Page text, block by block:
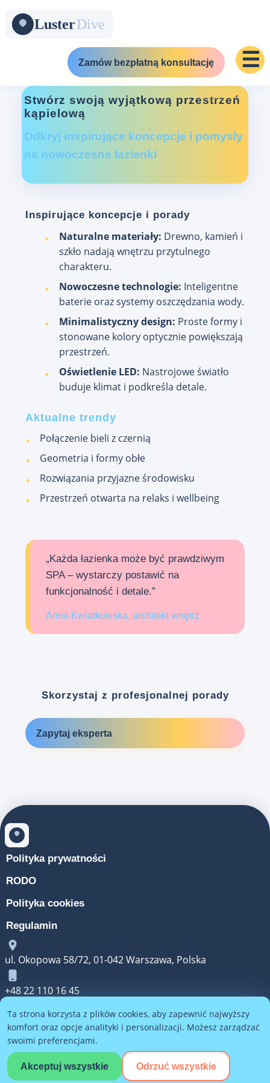
Zamów bezpłatną konsultację ☰
Stwórz swoją wyjątkową przestrzeń
kąpielową
Odkryj inspirujące koncepcje i pomysły
na nowoczesne łazienki
Inspirujące koncepcje i porady
Naturalne materiały: Drewno, kamień i
szkło nadają wnętrzu przytulnego
charakteru.
Nowoczesne technologie: Inteligentne
baterie oraz systemy oszczędzania wody.
Minimalistyczny design: Proste formy i
stonowane kolory optycznie powiększają
przestrzeń.
Oświetlenie LED: Nastrojowe światło
buduje klimat i podkreśla detale.
Aktualne trendy
Połączenie bieli z czernią
Geometria i formy obłe
Rozwiązania przyjazne środowisku
Przestrzeń otwarta na relaks i wellbeing
„Każda łazienka może być prawdziwym
SPA – wystarczy postawić na
funkcjonalność i detale.”
Anna Kwiatkowska, architekt wnętrz
Skorzystaj z profesjonalnej porady
Zapytaj eksperta
Polityka prywatności
RODO
Polityka cookies
Regulamin
ul. Okopowa 58/72, 01-042 Warszawa, Polska
+48 22 110 16 45
kontakt@luster-dive.com
Pon-pt: 9:00-18:00, Sob: 10:00-14:00
Ta strona korzysta z plików cookies, aby zapewnić najwyższy
komfort oraz opcje analityki i personalizacji. Możesz zarządzać
swoimi preferencjami.
Akceptuj wszystkie Odrzuć wszystkie